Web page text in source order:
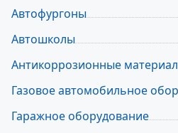
Автофургоны
Автошколы
Антикоррозионные
Газовое автомобильное
Гаражное оборудование